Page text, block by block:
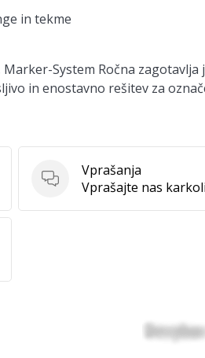
in tekme
System Ročna
in enostavno rešitev za
Vprašanja
Vprašanja
Vprašajte nas karkoli